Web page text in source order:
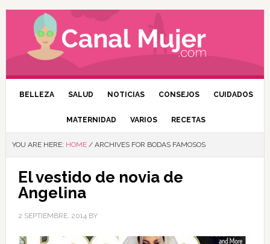
BELLEZA SALUD NOTICIAS CONSEJOS CUIDADOS
MATERNIDAD VARIOS RECETAS
YOU ARE HERE: HOME /ARCHIVES FOR BODAS FAMOSOS
El vestido de novia de
Angelina
2 SEPTIEMBRE, 2014BY